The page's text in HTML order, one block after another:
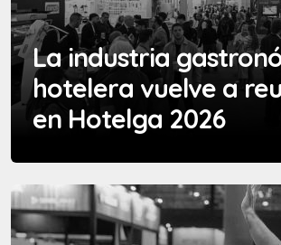
La industria
hotelera vuelve a
en Hotelga 2026